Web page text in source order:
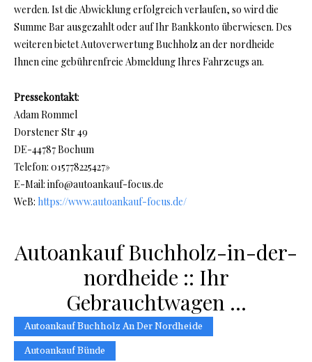
werden. Ist die Abwicklung erfolgreich verlaufen, so wird die
Summe Bar ausgezahlt oder auf Ihr Bankkonto überwiesen. Des
weiteren bietet Autoverwertung Buchholz an der nordheide
Ihnen eine gebührenfreie Abmeldung Ihres Fahrzeugs an.
Pressekontakt:
Adam Rommel
Dorstener Str 49
DE-44787 Bochum
Telefon: 015778225427»
E-Mail: info@autoankauf-focus.de
WeB: https://www.autoankauf-focus.de/
Autoankauf Buchholz-in-der-
nordheide :: Ihr
Gebrauchtwagen …
Autoankauf Buchholz An Der Nordheide
Autoankauf Bünde